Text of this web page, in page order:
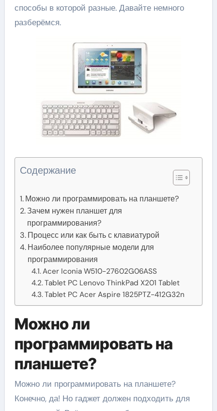
способы в которой разные. Давайте немного
разберёмся.
Содержание
Можно ли программировать на планшете?
Зачем нужен планшет для
программирования?
Процесс или как быть с клавиатурой
Наиболее популярные модели для
программирования
Acer Iconia W510-27602G06ASS
Tablet PC Lenovo ThinkPad X201 Tablet
Tablet PC Acer Aspire 1825PTZ-412G32n
Можно ли
программировать на
планшете?
Можно ли программировать на планшете?
Конечно, да! Но гаджет должен подходить для